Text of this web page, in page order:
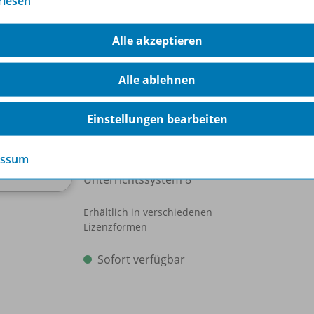
Mensch und Politik SI
Ausgabe 2018 für Baden-
Württemberg, Sachsen-Anhalt und
Unterrichtssystem 8
Erhältlich in verschiedenen
Lizenzformen
Sofort verfügbar
Alle akzeptieren
Alle ablehnen
Einstellungen bearbeiten